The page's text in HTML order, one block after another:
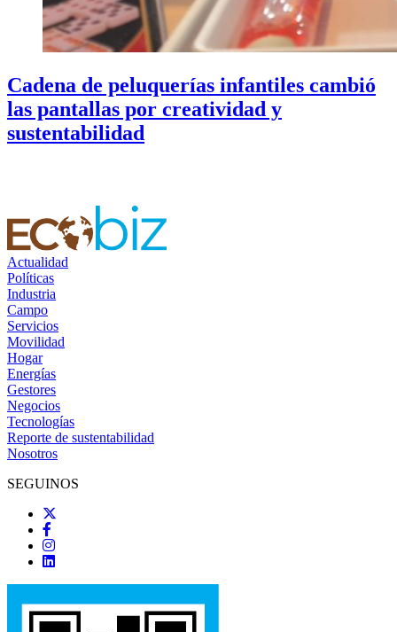
Cadena de peluquerías infantiles cambió
las pantallas por creatividad y
sustentabilidad
Actualidad
Políticas
Industria
Campo
Servicios
Movilidad
Hogar
Energías
Gestores
Negocios
Tecnologías
Reporte de sustentabilidad
Nosotros
SEGUINOS